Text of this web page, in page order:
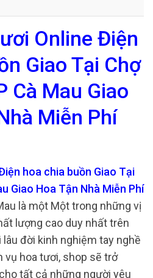
Online Điện
Giao Tại Chợ
Cà Mau Giao
Miễn Phí
hoa chia buồn Giao Tại
Giao Hoa Tận Nhà Miễn Phí
là một Một trong những vị
lượng cao duy nhất trên
lâu đời kinh nghiệm tay nghề
vụ hoa tươi, shop sẽ trở
tất cả những người yêu